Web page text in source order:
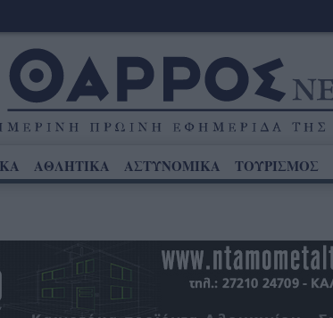
ΑΘΛΗΤΙΚΑ ΑΣΤΥΝΟΜΙΚΑ ΤΟΥΡΙΣΜΟΣ